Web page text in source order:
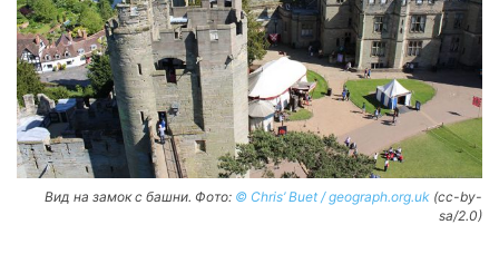
Вид на замок с башни. Фото: © Chris’ Buet / geograph.org.uk (cc-by-
sa/2.0)